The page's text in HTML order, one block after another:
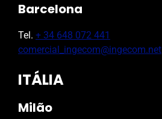
Barcelona
Tel. + 34 648 072 441
comercial_ingecom@ingecom.net
ITÁLIA
Milão